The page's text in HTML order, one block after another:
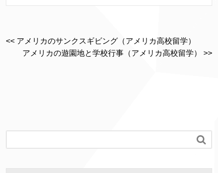
<< アメリカのサンクスギビング（アメリカ高校留学）
アメリカの遊園地と学校行事（アメリカ高校留学） >>
